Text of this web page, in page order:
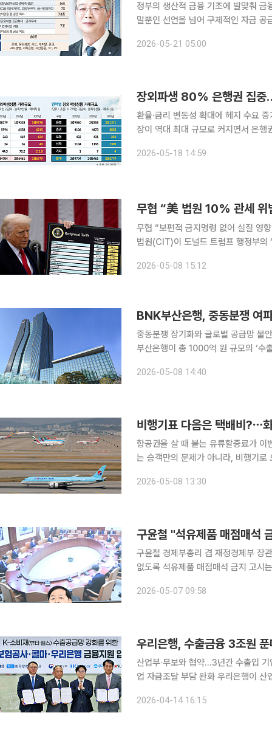
정부의 생산적 금융 기조에 발맞춰 금
말뿐인 선언을 넘어 구체적인 자금
어질지 주목된다. 이투데이는 다음달
2026-05-21 05:00
장외파생 80% 은행권 집중
환율·금리 변동성 확대에 헤지 수요 증가은행
장이 역대 최대 규모로 커지면서 은
2026-05-18 14:59
무협 “美 법원 10% 관세 위
무협 “보편적 금지명령 없어 실질 영향 제
법원(CIT)이 도널드 트럼프 행정부의
명령은 내리지 않으면서 실제 효력은
2026-05-08 15:12
BNK부산은행, 중동분쟁 여
중동분쟁 장기화와 글로벌 공급망 불
부산은행이 총 1000억 원 규모의 ‘수출입기업 특화
2026-05-08 14:40
항공권을 살 때 붙는 유류할증료가
는 승객만의 문제가 아니라, 비행기로
공은 5월 16일부터 6월 15일까지 한
2026-05-08 13:30
구윤철 "석유제품 매점매석
구윤철 경제부총리 겸 재정경제부 장
없도록 석유제품 매점매석 금지 고시는 7월까
품은 물론 먹거리, 의약품, 의료기기
2026-05-07 09:58
우리은행, 수출금융 3조원
산업부·무보와 협약…3년간 수출입
업 자금조달 부담 완화 우리은행이 산업통상자원부, 무역보험공사와 손잡고 수출입 기업에 3년간 3
줄을 넓히고 K-패션·뷰티 공급망에
2026-04-14 16:15